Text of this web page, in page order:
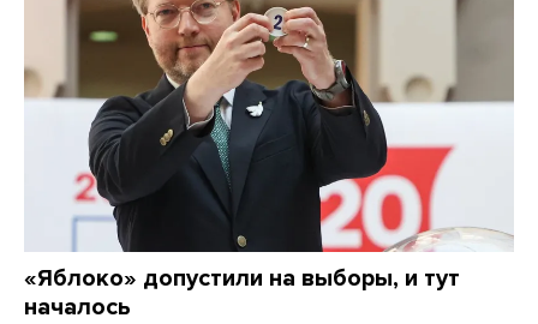
«Яблоко» допустили на выборы, и тут
началось